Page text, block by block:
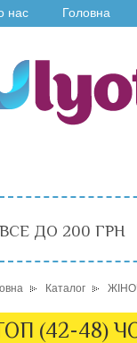
нас Головна
ВСЕ ДО 200 ГРН
Каталог
(42-48)